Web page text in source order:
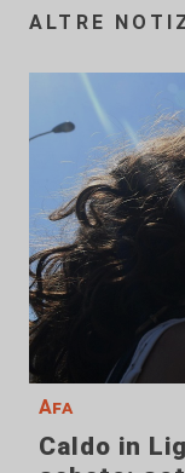
ALTRE
Afa
Caldo in